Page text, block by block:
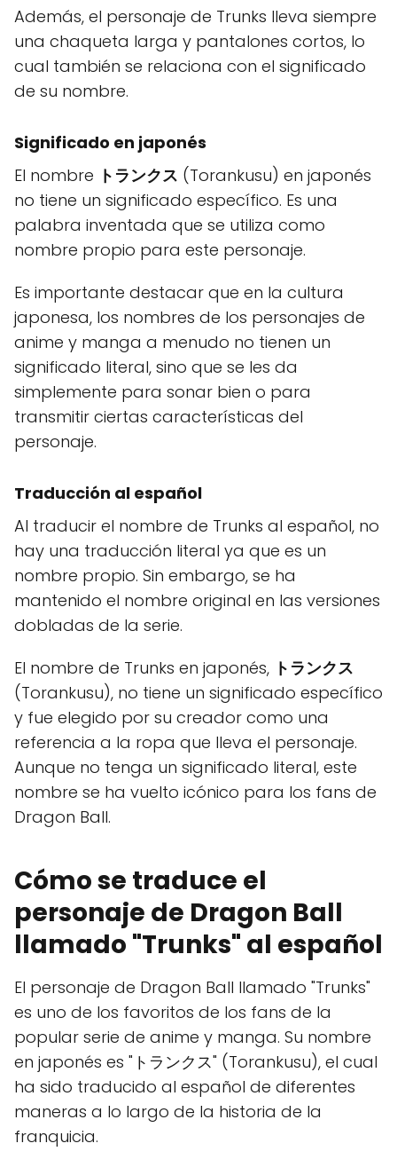
Además, el personaje de Trunks lleva siempre
una chaqueta larga y pantalones cortos, lo
cual también se relaciona con el significado
de su nombre.
Significado en japonés
El nombre トランクス (Torankusu) en japonés
no tiene un significado específico. Es una
palabra inventada que se utiliza como
nombre propio para este personaje.
Es importante destacar que en la cultura
japonesa, los nombres de los personajes de
anime y manga a menudo no tienen un
significado literal, sino que se les da
simplemente para sonar bien o para
transmitir ciertas características del
personaje.
Traducción al español
Al traducir el nombre de Trunks al español, no
hay una traducción literal ya que es un
nombre propio. Sin embargo, se ha
mantenido el nombre original en las versiones
dobladas de la serie.
El nombre de Trunks en japonés, トランクス
(Torankusu), no tiene un significado específico
y fue elegido por su creador como una
referencia a la ropa que lleva el personaje.
Aunque no tenga un significado literal, este
nombre se ha vuelto icónico para los fans de
Dragon Ball.
Cómo se traduce el
personaje de Dragon Ball
llamado "Trunks" al español
El personaje de Dragon Ball llamado "Trunks"
es uno de los favoritos de los fans de la
popular serie de anime y manga. Su nombre
en japonés es "トランクス" (Torankusu), el cual
ha sido traducido al español de diferentes
maneras a lo largo de la historia de la
franquicia.